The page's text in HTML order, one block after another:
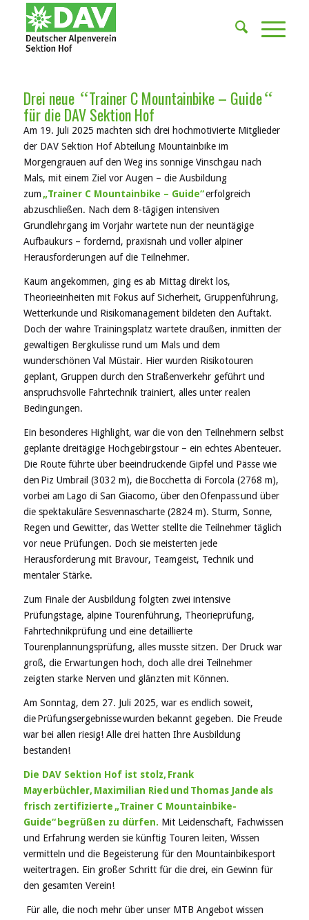
Drei neue “Trainer C Mountainbike – Guide“
für die DAV Sektion Hof
Am 19. Juli 2025 machten sich drei hochmotivierte Mitglieder
der DAV Sektion Hof Abteilung Mountainbike im
Morgengrauen auf den Weg ins sonnige Vinschgau nach
Mals, mit einem Ziel vor Augen – die Ausbildung
zum „Trainer C Mountainbike – Guide“erfolgreich
abzuschließen. Nach dem 8-tägigen intensiven
Grundlehrgang im Vorjahr wartete nun der neuntägige
Aufbaukurs – fordernd, praxisnah und voller alpiner
Herausforderungen auf die Teilnehmer.
Kaum angekommen, ging es ab Mittag direkt los,
Theorieeinheiten mit Fokus auf Sicherheit, Gruppenführung,
Wetterkunde und Risikomanagement bildeten den Auftakt.
Doch der wahre Trainingsplatz wartete draußen, inmitten der
gewaltigen Bergkulisse rund um Mals und dem
wunderschönen Val Müstair. Hier wurden Risikotouren
geplant, Gruppen durch den Straßenverkehr geführt und
anspruchsvolle Fahrtechnik trainiert, alles unter realen
Bedingungen.
Ein besonderes Highlight, war die von den Teilnehmern selbst
geplante dreitägige Hochgebirgstour – ein echtes Abenteuer.
Die Route führte über beeindruckende Gipfel und Pässe wie
den Piz Umbrail (3032 m), die Bocchetta di Forcola (2768 m),
vorbei am Lago di San Giacomo, über den Ofenpass und über
die spektakuläre Sesvennascharte (2824 m). Sturm, Sonne,
Regen und Gewitter, das Wetter stellte die Teilnehmer täglich
vor neue Prüfungen. Doch sie meisterten jede
Herausforderung mit Bravour, Teamgeist, Technik und
mentaler Stärke.
Zum Finale der Ausbildung folgten zwei intensive
Prüfungstage, alpine Tourenführung, Theorieprüfung,
Fahrtechnikprüfung und eine detaillierte
Tourenplannungsprüfung, alles musste sitzen. Der Druck war
groß, die Erwartungen hoch, doch alle drei Teilnehmer
zeigten starke Nerven und glänzten mit Können.
Am Sonntag, dem 27. Juli 2025, war es endlich soweit,
die Prüfungsergebnisse wurden bekannt gegeben. Die Freude
war bei allen riesig! Alle drei hatten Ihre Ausbildung
bestanden!
Die DAV Sektion Hof ist stolz, Frank
Mayerbüchler, Maximilian Ried und Thomas Jande als
frisch zertifizierte „Trainer C Mountainbike-
Guide“ begrüßen zu dürfen. Mit Leidenschaft, Fachwissen
und Erfahrung werden sie künftig Touren leiten, Wissen
vermitteln und die Begeisterung für den Mountainbikesport
weitertragen. Ein großer Schritt für die drei, ein Gewinn für
den gesamten Verein!
Für alle, die noch mehr über unser MTB Angebot wissen